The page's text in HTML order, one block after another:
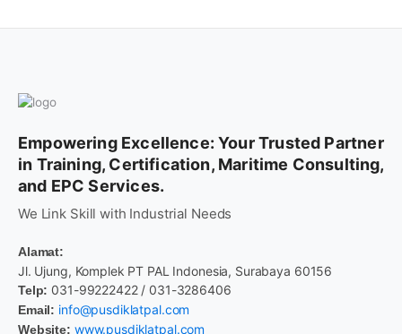
Empowering Excellence: Your Trusted Partner
in Training, Certification, Maritime Consulting,
and EPC Services.
We Link Skill with Industrial Needs
Alamat:
Jl. Ujung, Komplek PT PAL Indonesia, Surabaya 60156
Telp: 031-99222422 / 031-3286406
Email: info@pusdiklatpal.com
Website: www.pusdiklatpal.com